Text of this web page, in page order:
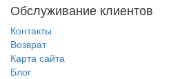
Обслуживание клиентов
Контакты
Возврат
Карта сайта
Блог